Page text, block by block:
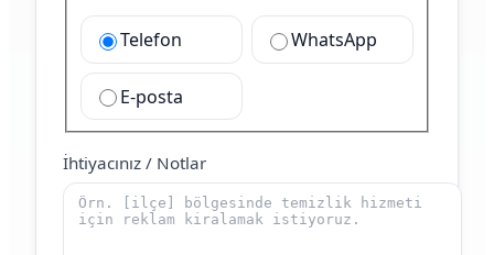
Telefon WhatsApp
E-posta
İhtiyacınız / Notlar